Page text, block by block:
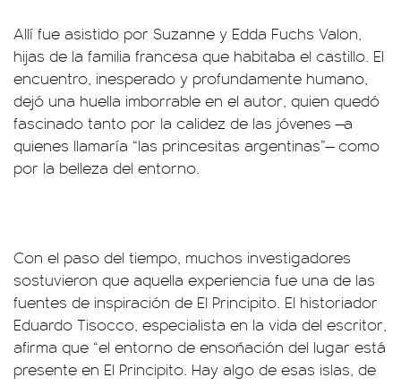
Allí fue asistido por Suzanne y Edda Fuchs Valon,
hijas de la familia francesa que habitaba el castillo. El
encuentro, inesperado y profundamente humano,
dejó una huella imborrable en el autor, quien quedó
fascinado tanto por la calidez de las jóvenes —a
quienes llamaría “las princesitas argentinas”— como
por la belleza del entorno.
Con el paso del tiempo, muchos investigadores
sostuvieron que aquella experiencia fue una de las
fuentes de inspiración de El Principito. El historiador
Eduardo Tisocco, especialista en la vida del escritor,
afirma que “el entorno de ensoñación del lugar está
presente en El Principito. Hay algo de esas islas, de